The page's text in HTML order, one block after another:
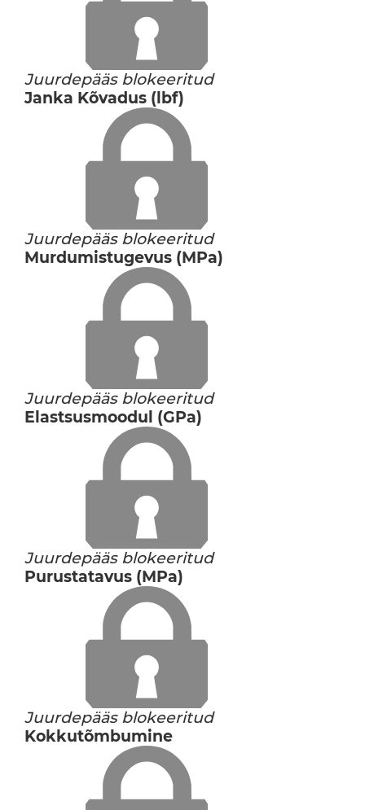
Juurdepääs blokeeritud
Janka Kõvadus (lbf)
Juurdepääs blokeeritud
Murdumistugevus (MPa)
Juurdepääs blokeeritud
Elastsusmoodul (GPa)
Juurdepääs blokeeritud
Purustatavus (MPa)
Juurdepääs blokeeritud
Kokkutõmbumine